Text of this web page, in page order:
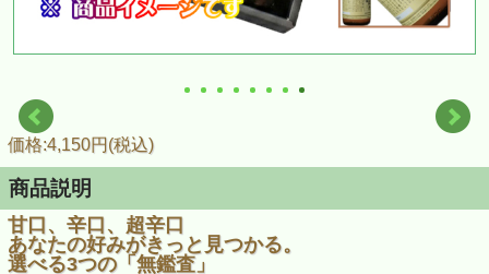
価格:4,150円(税込)
商品説明
甘口、辛口、超辛口
あなたの好みがきっと見つかる。
選べる3つの「無鑑査」